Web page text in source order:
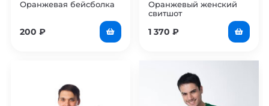
Оранжевая бейсболка
200 ₽
Оранжевый женский
свитшот
1 370 ₽